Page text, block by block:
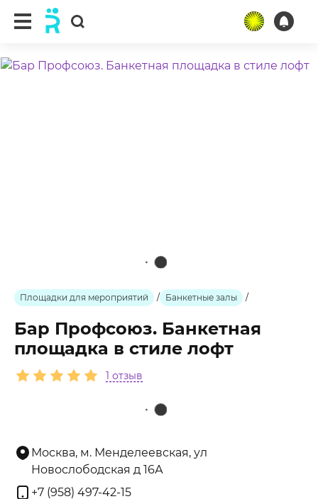
Площадки для мероприятий / Банкетные залы /
Бар Профсоюз. Банкетная
площадка в стиле лофт
1 отзыв
Москва, м. Менделеевская, ул
Новослободская д 16А
+7 (958) 497-42-15